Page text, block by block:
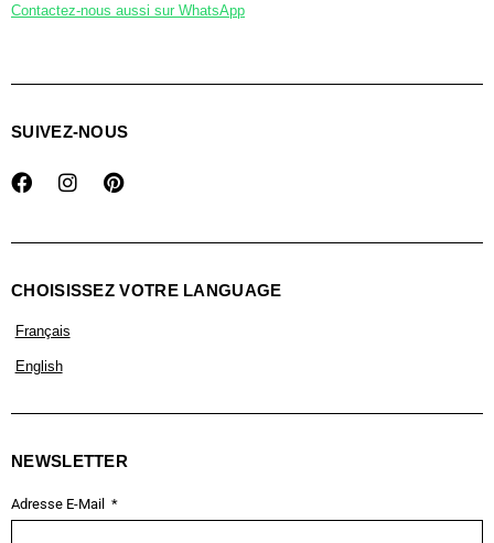
Contactez-nous aussi sur WhatsApp
SUIVEZ-NOUS
CHOISISSEZ VOTRE LANGUAGE
Français
English
NEWSLETTER
Adresse E-Mail